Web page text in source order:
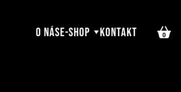
O násE-shop Kontakt 0